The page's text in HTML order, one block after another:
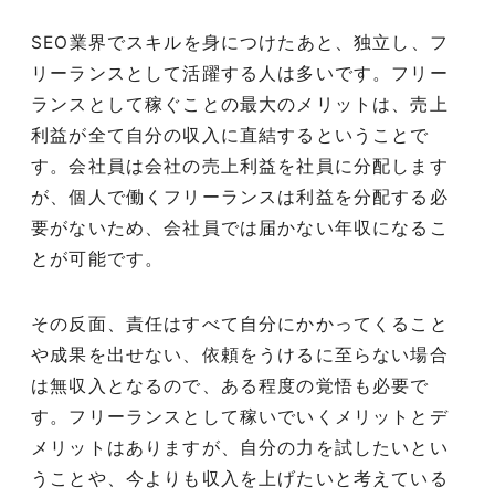
SEO業界でスキルを身につけたあと、独立し、フ
リーランスとして活躍する人は多いです。フリー
ランスとして稼ぐことの最大のメリットは、売上
利益が全て自分の収入に直結するということで
す。会社員は会社の売上利益を社員に分配します
が、個人で働くフリーランスは利益を分配する必
要がないため、会社員では届かない年収になるこ
とが可能です。
その反面、責任はすべて自分にかかってくること
や成果を出せない、依頼をうけるに至らない場合
は無収入となるので、ある程度の覚悟も必要で
す。フリーランスとして稼いでいくメリットとデ
メリットはありますが、自分の力を試したいとい
うことや、今よりも収入を上げたいと考えている